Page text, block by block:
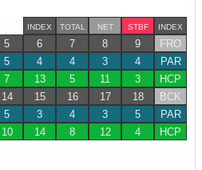
INDEX TOTAL NET STBF INDEX
5 6 7 8 9
FRO
5 4 4 3 4
PAR
7 13 5 11 3
HCP
14 15 16 17 18
BCK
5 3 4 3 5
PAR
10 14 8 12 4 HCP